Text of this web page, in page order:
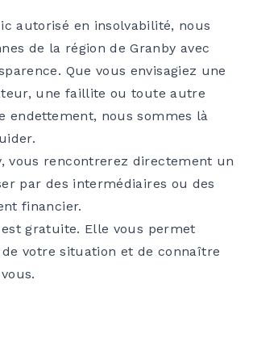
autorisé en insolvabilité, nous
de la région de Granby avec
Que vous envisagiez une
une faillite ou toute autre
endettement, nous sommes là
vous rencontrerez directement un
par des intermédiaires ou des
financier.
gratuite. Elle vous permet
votre situation et de connaître